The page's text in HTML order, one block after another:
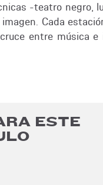
-teatro negro,
Cada
entre música
ESTE